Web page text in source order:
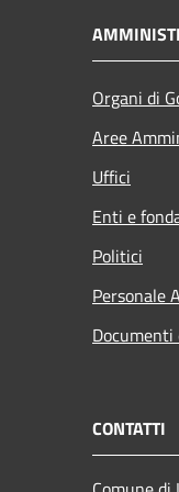
Organi di
Aree
Uffici
Enti e
Politici
Personale
Documenti
CONTATTI